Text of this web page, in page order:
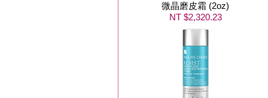
微晶磨皮霜 (2oz)
NT $2,320.23